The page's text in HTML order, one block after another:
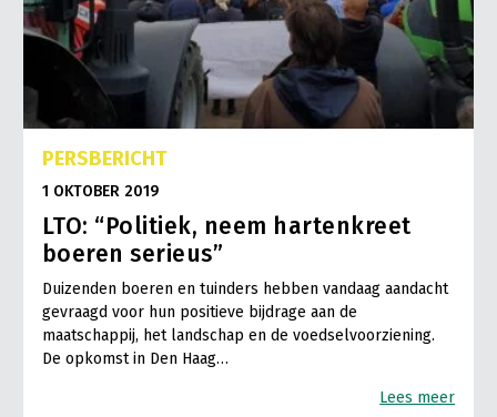
PERSBERICHT
1 OKTOBER 2019
LTO: “Politiek, neem hartenkreet
boeren serieus”
Duizenden boeren en tuinders hebben vandaag aandacht
gevraagd voor hun positieve bijdrage aan de
maatschappij, het landschap en de voedselvoorziening.
De opkomst in Den Haag…
Lees meer